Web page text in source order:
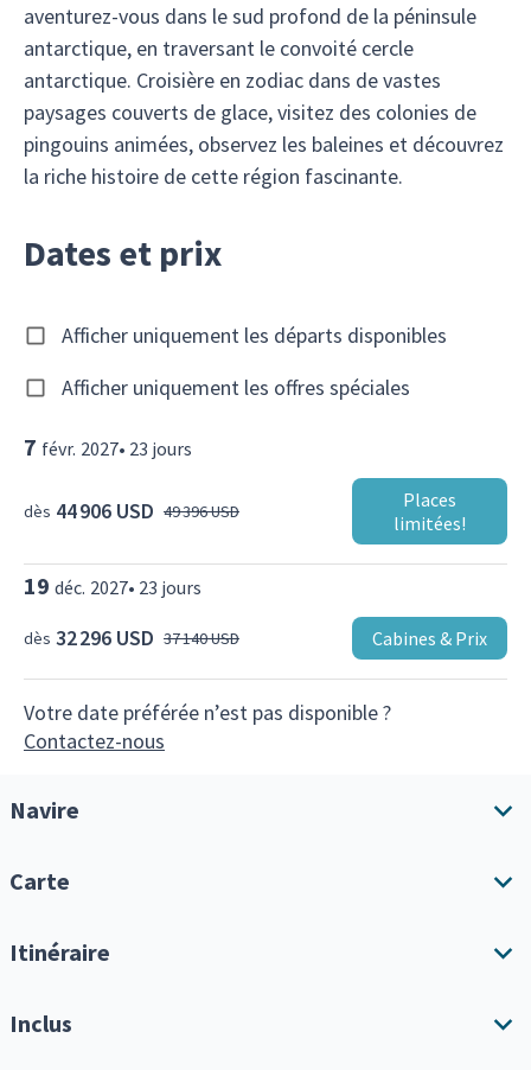
aventurez-vous dans le sud profond de la péninsule
antarctique, en traversant le convoité cercle
antarctique. Croisière en zodiac dans de vastes
paysages couverts de glace, visitez des colonies de
pingouins animées, observez les baleines et découvrez
la riche histoire de cette région fascinante.
Navire
Carte
Itinéraire
Télécharger l'itinéraire
Dates et prix
Afficher uniquement les départs disponibles
Afficher uniquement les offres spéciales
7 févr. 2027• 23 jours
dès 44 906 USD 49 396 USD
Places
limitées!
19 déc. 2027• 23 jours
dès 32 296 USD 37 140 USD Cabines & Prix
Votre date préférée n’est pas disponible ?
Contactez-nous
Inclus